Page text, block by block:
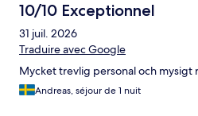
10/10 Exceptionnel
31 juil. 2026
Traduire avec Google
Mycket trevlig personal och mysigt
Andreas, séjour de 1 nuit